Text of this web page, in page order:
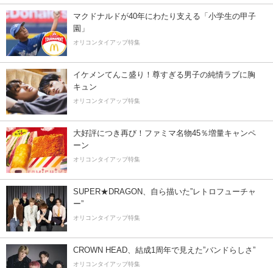
マクドナルドが40年にわたり支える「小学生の甲子
園」
オリコンタイアップ特集
イケメンてんこ盛り！尊すぎる男子の純情ラブに胸
キュン
オリコンタイアップ特集
大好評につき再び！ファミマ名物45％増量キャンペ
ーン
オリコンタイアップ特集
SUPER★DRAGON、自ら描いた”レトロフューチャ
ー”
オリコンタイアップ特集
CROWN HEAD、結成1周年で見えた”バンドらしさ”
オリコンタイアップ特集